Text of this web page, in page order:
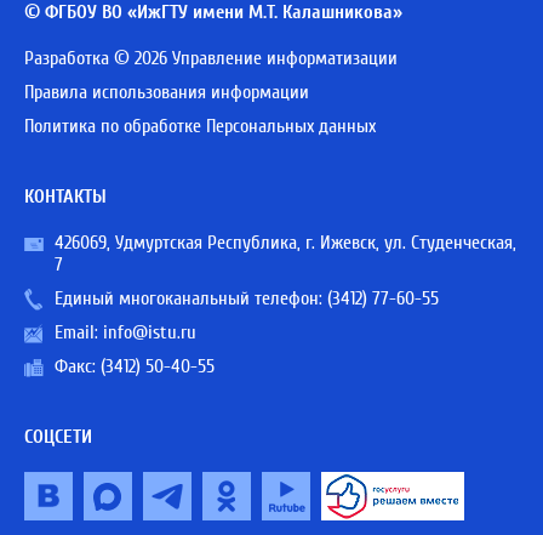
© ФГБОУ ВО «ИжГТУ имени М.Т. Калашникова»
Разработка © 2026 Управление информатизации
Правила использования информации
Политика по обработке Персональных данных
КОНТАКТЫ
426069, Удмуртская Республика, г. Ижевск, ул. Студенческая,
7
Единый многоканальный телефон: (3412) 77-60-55
Email: info@istu.ru
Факс: (3412) 50-40-55
СОЦСЕТИ